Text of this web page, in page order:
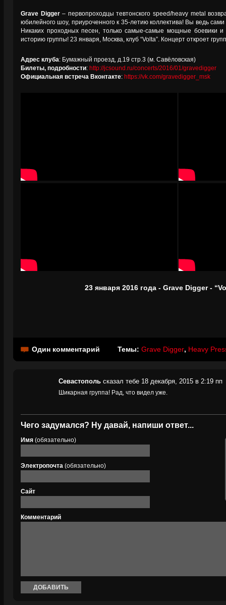
Grave Digger– первопроходцы тевтонского speed/heavy metal
юбилейного шоу, приуроченного к 35-летию коллектива! Вы ведь
Никаких проходных песен, только самые-самые мощные боевики
историю группы! 23 января, Москва, клуб “Volta”. Концерт откроет
Адрес клуба: Бумажный проезд, д.19 стр.3 (м. Савёловская)
Билеты, подробности: http://jcsound.ru/concerts/2016/01/gravedigger
Официальная встреча Вконтакте: https://vk.com/gravedigger_msk
23 января 2016 года - Grave Digger -
Один комментарий Темы: Grave Digger, Heavy
Севастополь сказал тебе 18 декабря, 2015 в 2:19 пп
Шикарная группа! Рад, что видел уже.
Чего задумался? Ну давай, напиши ответ...
Имя (обязательно)
Электропочта (обязательно)
Сайт
Комментарий